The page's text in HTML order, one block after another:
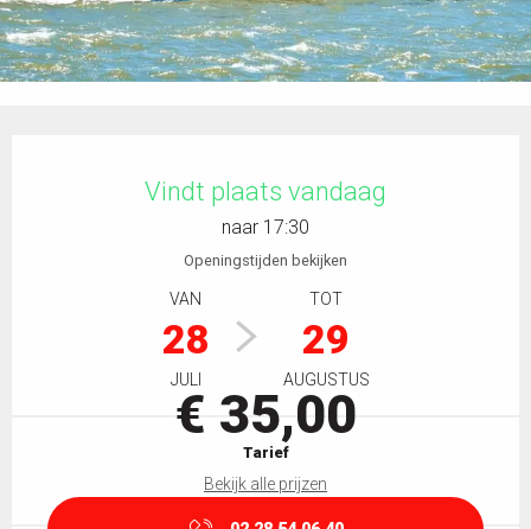
Vindt plaats vandaag
naar 17:30
Openingstijden bekijken
VAN
28
JULI
TOT
29
AUGUSTUS
€ 35,00
Tarief
Bekijk alle prijzen